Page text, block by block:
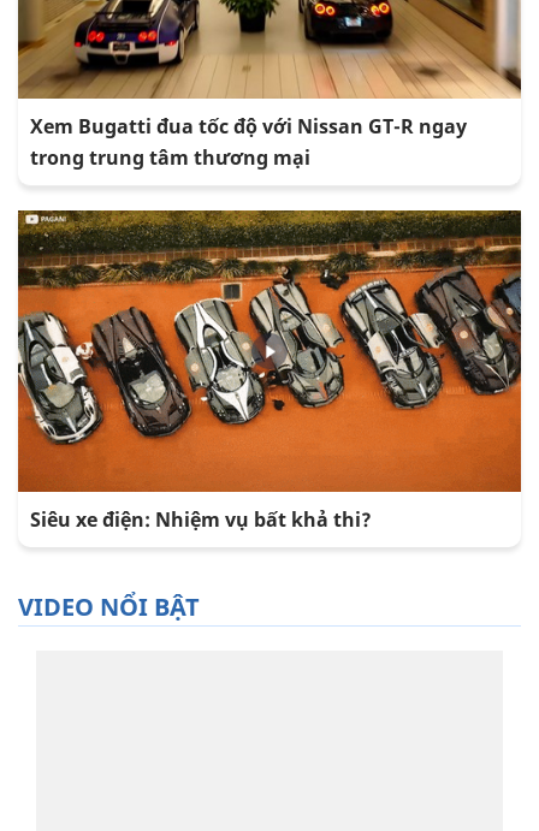
Xem Bugatti đua tốc độ với Nissan GT-R ngay
trong trung tâm thương mại
Siêu xe điện: Nhiệm vụ bất khả thi?
VIDEO NỔI BẬT